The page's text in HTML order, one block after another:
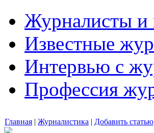
Журналисты и
Известные
Интервью с
Профессия
Главная | Журналистика | Добавить статью